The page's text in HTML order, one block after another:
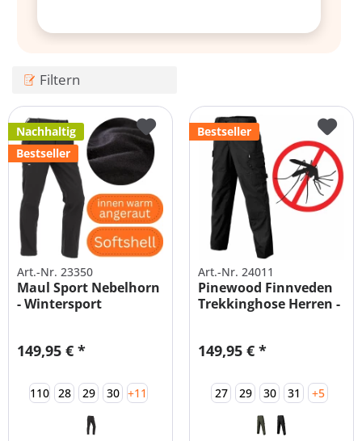
Filtern
Nachhaltig
Bestseller
Art.-Nr. 23350
Maul Sport Nebelhorn
- Wintersport
149,95 € *
110 28 29 30 +11
Bestseller
Art.-Nr. 24011
Pinewood Finnveden
Trekkinghose Herren -
149,95 € *
27 29 30 31 +5